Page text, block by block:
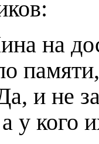
на
и не
у кого